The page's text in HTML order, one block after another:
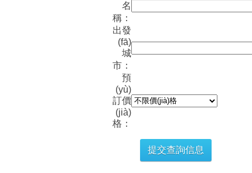
名
稱：
出發
(fā)
城
市：
預
(yù)
訂價
(jià)
格：